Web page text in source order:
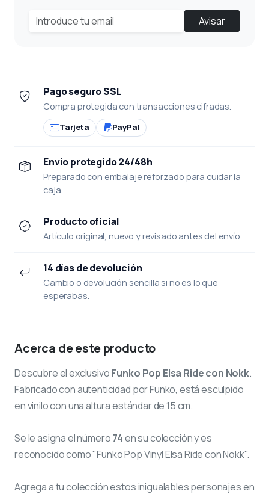
Avisar
Pago seguro SSL
Compra protegida con transacciones cifradas.
Tarjeta PayPal
Envío protegido 24/48h
Preparado con embalaje reforzado para cuidar la
caja.
Producto oficial
Artículo original, nuevo y revisado antes del envío.
14 días de devolución
Cambio o devolución sencilla si no es lo que
esperabas.
Acerca de este producto
Descubre el exclusivoFunko Pop Elsa Ride con Nokk.
Fabricado con autenticidad por Funko, está esculpido
en vinilo con una altura estándar de 15 cm.
Se le asigna el número74en su colección y es
reconocido como "Funko Pop Vinyl Elsa Ride con Nokk".
Agrega a tu colección estos inigualables personajes en